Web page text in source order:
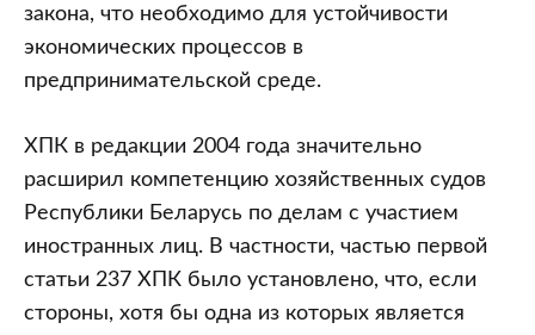
закона, что необходимо для устойчивости
экономических процессов в
предпринимательской среде.
ХПК в редакции 2004 года значительно
расширил компетенцию хозяйственных судов
Республики Беларусь по делам с участием
иностранных лиц. В частности, частью первой
статьи 237 ХПК было установлено, что, если
стороны, хотя бы одна из которых является